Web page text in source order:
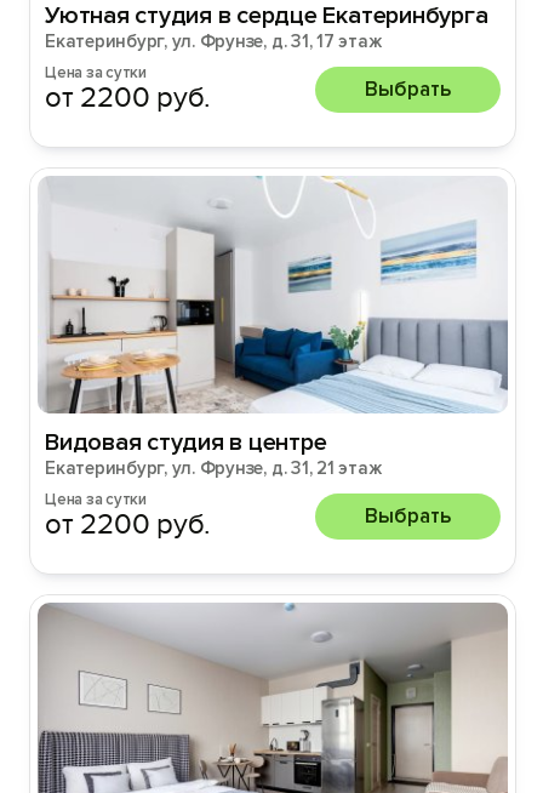
Уютная студия в сердце Екатеринбурга
Екатеринбург, ул. Фрунзе, д. 31, 17 этаж
Цена за сутки
от 2200 руб. Выбрать
Видовая студия в центре
Екатеринбург, ул. Фрунзе, д. 31, 21 этаж
Цена за сутки
от 2200 руб. Выбрать